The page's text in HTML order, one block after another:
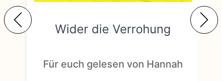
Wider die Verrohung
Für euch gelesen von Hannah